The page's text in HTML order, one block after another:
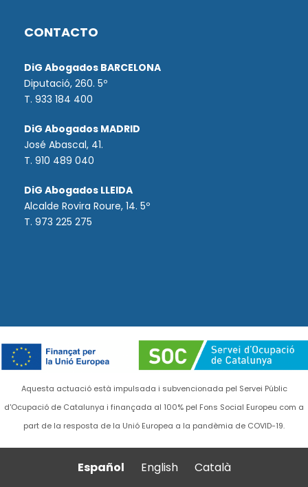
CONTACTO
DiG Abogados BARCELONA
Diputació, 260. 5º
T. 933 184 400
DiG Abogados MADRID
José Abascal, 41.
T. 910 489 040
DiG Abogados LLEIDA
Alcalde Rovira Roure, 14. 5º
T. 973 225 275
Aquesta actuació està impulsada i subvencionada pel Servei Públic
d'Ocupació de Catalunya i finançada al 100% pel Fons Social Europeu com a
part de la resposta de la Unió Europea a la pandèmia de COVID-19.
Español English Català